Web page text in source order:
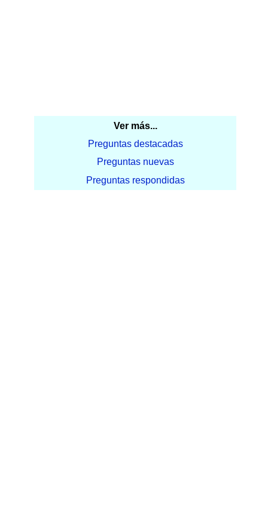
Ver más...
Preguntas destacadas
Preguntas nuevas
Preguntas respondidas